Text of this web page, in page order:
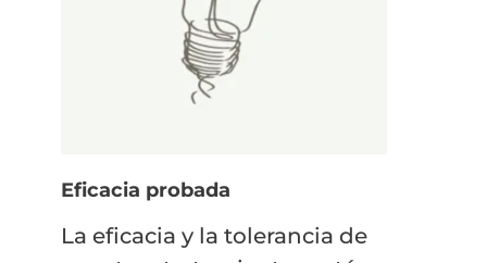
Eficacia probada
La eficacia y la tolerancia de